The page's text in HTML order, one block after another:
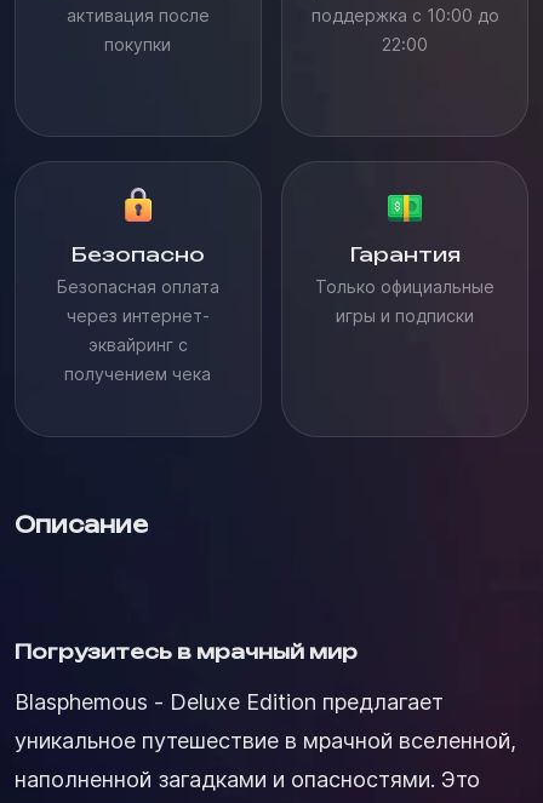
активация после
покупки
поддержка с 10:00 до
22:00
Безопасно
Безопасная оплата
через интернет-
эквайринг с
получением чека
Гарантия
Только официальные
игры и подписки
Описание
Погрузитесь в мрачный мир
Blasphemous - Deluxe Edition предлагает
уникальное путешествие в мрачной вселенной,
наполненной загадками и опасностями. Это